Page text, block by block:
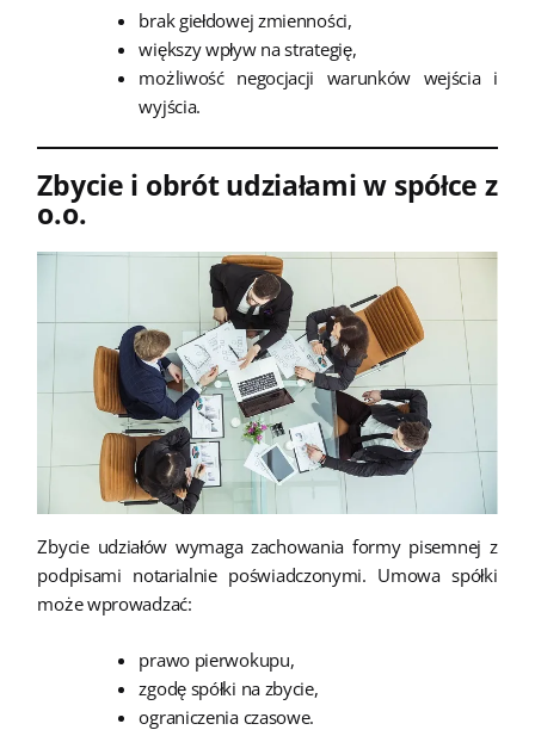
brak giełdowej zmienności,
większy wpływ na strategię,
możliwość negocjacji warunków wejścia i
wyjścia.
Zbycie i obrót udziałami w spółce z
o.o.
Zbycie udziałów wymaga zachowania formy pisemnej z
podpisami notarialnie poświadczonymi. Umowa spółki
może wprowadzać:
prawo pierwokupu,
zgodę spółki na zbycie,
ograniczenia czasowe.